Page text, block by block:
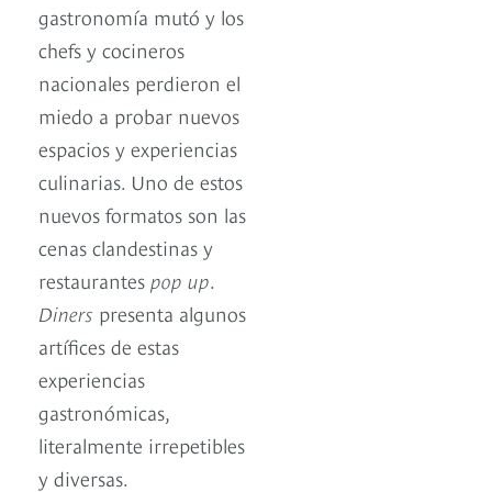
gastronomía mutó y los
chefs y cocineros
nacionales perdieron el
miedo a probar nuevos
espacios y experiencias
culinarias. Uno de estos
nuevos formatos son las
cenas clandestinas y
restaurantes pop up
Diners presenta algunos
artífices de estas
experiencias
gastronómicas,
literalmente irrepetibles
y diversas.